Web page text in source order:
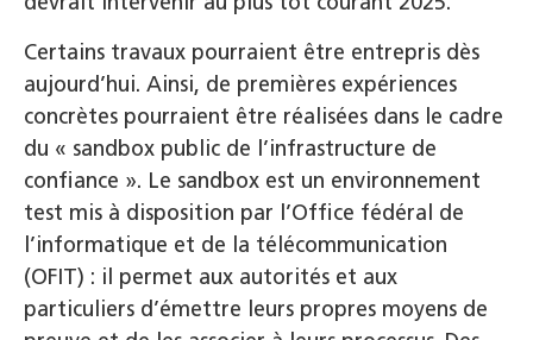
Certains travaux pourraient être entrepris dès
aujourd’hui. Ainsi, de premières expériences
concrètes pourraient être réalisées dans le cadre
du « sandbox public de l’infrastructure de
confiance ». Le sandbox est un environnement
test mis à disposition par l’Office fédéral de
l’informatique et de la télécommunication
(OFIT) : il permet aux autorités et aux
particuliers d’émettre leurs propres moyens de